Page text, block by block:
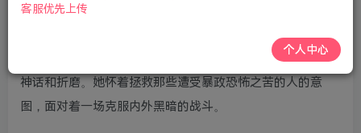
在备受赞誉的游戏《地狱之刃：塞娜的献祭》的续作《地狱
之刃2：塞娜的史诗(Senuas Saga: Hellblade II)》中，主角
塞努娅回归，展开了一场残酷的生存之旅，穿越维京冰岛的
神话和折磨。她怀着拯救那些遭受暴政恐怖之苦的人的意
图，面对着一场克服内外黑暗的战斗。
客服优先上传
个人中心